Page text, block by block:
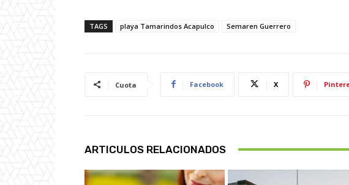
TAGS playa Tamarindos Acapulco Semaren Guerrero
Cuota Facebook X
ARTICULOS RELACIONADOS